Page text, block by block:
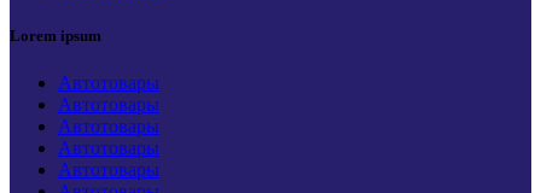
Lorem ipsum
Автотовары
Автотовары
Автотовары
Автотовары
Автотовары